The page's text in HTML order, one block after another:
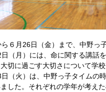
６月26日（金）まで、中野っ
（月）には、命に関する講話
切に過ごす大切さについて学
（火）は、中野っ子タイムの
した。それぞれの学年が考え